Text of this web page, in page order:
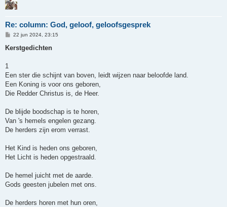
Re: column: God, geloof, geloofsgesprek
B
r
22 jun 2024, 23:15
Kerstgedichten
1
Een ster die schijnt van boven, leidt wijzen naar beloofde land.
Een Koning is voor ons geboren,
Die Redder Christus is, de Heer.
De blijde boodschap is te horen,
Van 's hemels engelen gezang.
De herders zijn erom verrast.
Het Kind is heden ons geboren,
Het Licht is heden opgestraald.
De hemel juicht met de aarde.
Gods geesten jubelen met ons.
De herders horen met hun oren,